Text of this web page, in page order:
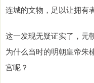
连城的文物，足以让拥有
这一发现无疑证实了，元
为什么当时的明朝皇帝朱
宫呢？